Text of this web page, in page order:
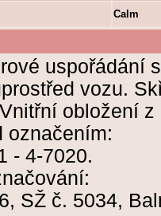
Calm
uspořádání
vozu.
obložení z
označením:
- 4-7020.
SŽ č. 5034,